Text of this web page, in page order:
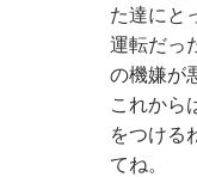
た達にと
運転だっ
の機嫌が
これから
をつける
てね。